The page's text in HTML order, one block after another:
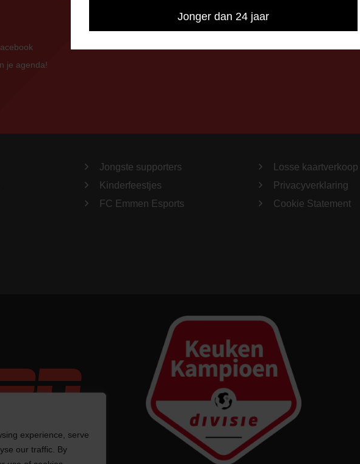
experience, serve
our traffic. By
Jonger dan 24 jaar
je agenda!
Jongste supporters
Kinderfeestjes
FC Emmen Esports
Losse kaartverkoop
Privacyverklaring
Cookie Statement